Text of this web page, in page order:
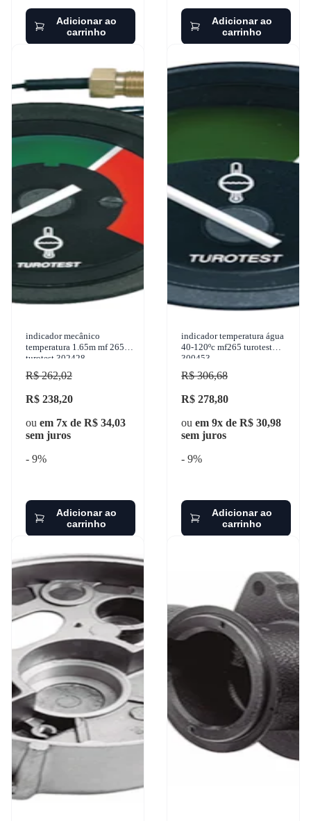
Adicionar ao
carrinho
Adicionar ao
carrinho
indicador mecânico
temperatura 1.65m mf 265
turotest 302428
R$ 262,02
R$ 238,20
ou em 7x de R$ 34,03
sem juros
- 9%
Adicionar ao
carrinho
indicador temperatura água
40-120ºc mf265 turotest
300453
R$ 306,68
R$ 278,80
ou em 9x de R$ 30,98
sem juros
- 9%
Adicionar ao
carrinho